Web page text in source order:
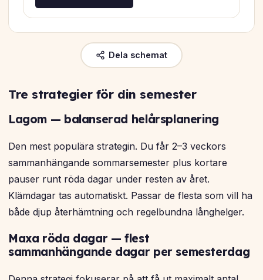
Dela schemat
Tre strategier för din semester
Lagom — balanserad helårsplanering
Den mest populära strategin. Du får 2–3 veckors
sammanhängande sommarsemester plus kortare
pauser runt röda dagar under resten av året.
Klämdagar tas automatiskt. Passar de flesta som vill ha
både djup återhämtning och regelbundna långhelger.
Maxa röda dagar — flest
sammanhängande dagar per semesterdag